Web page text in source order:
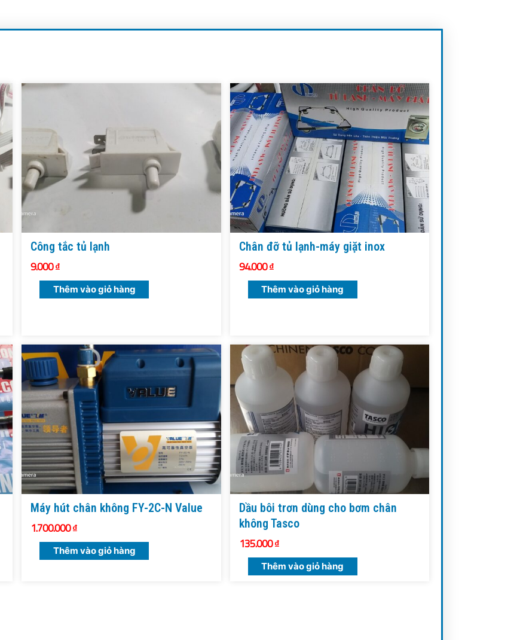
Công tắc tủ lạnh
9.000₫
Thêm vào giỏ hàng
Chân đỡ tủ lạnh-máy giặt inox
94.000₫
Thêm vào giỏ hàng
Máy hút chân không FY-2C-N Value
1.700.000₫
Thêm vào giỏ hàng
Dầu bôi trơn dùng cho bơm chân
không Tasco
135.000₫
Thêm vào giỏ hàng